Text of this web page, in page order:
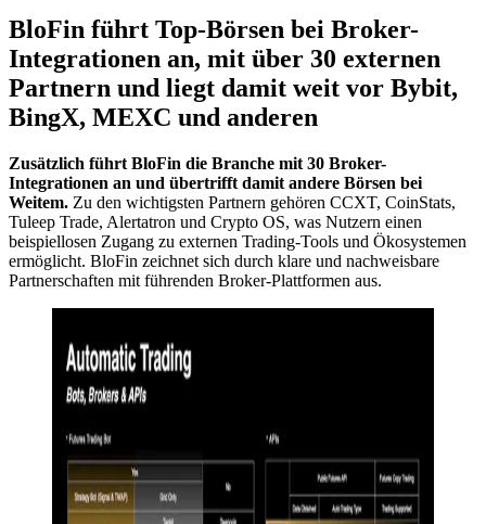
BloFin führt Top-Börsen bei Broker-
Integrationen an, mit über 30 externen
Partnern und liegt damit weit vor Bybit,
BingX, MEXC und anderen
Zusätzlich führt BloFin die Branche mit 30 Broker-
Integrationen an und übertrifft damit andere Börsen bei
Weitem. Zu den wichtigsten Partnern gehören CCXT, CoinStats,
Tuleep Trade, Alertatron und Crypto OS, was Nutzern einen
beispiellosen Zugang zu externen Trading-Tools und Ökosystemen
ermöglicht. BloFin zeichnet sich durch klare und nachweisbare
Partnerschaften mit führenden Broker-Plattformen aus.